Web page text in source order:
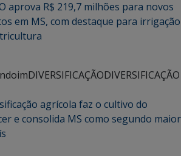
aprova R$ 219,7 milhões para novos
em MS, com destaque para irrigação
DIVERSIFICAÇÃODIVERSIFICAÇÃO
agrícola faz o cultivo do
e consolida MS como segundo maior